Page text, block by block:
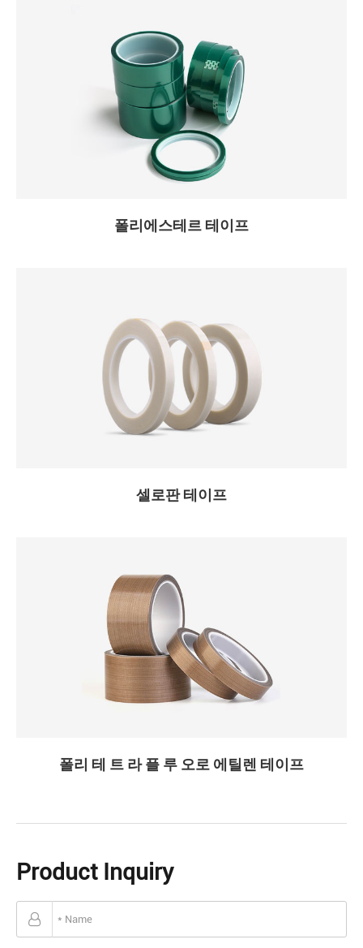
폴리에스테르 테이프
셀로판 테이프
폴리 테 트 라 플 루 오로 에틸렌 테이프
Product Inquiry